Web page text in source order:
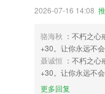
2026-07-16 14:08
骆海秋 ：不朽之
+30。让你永远不会
聂诚恒 ：不朽之
+30。让你永远不会
更多回复